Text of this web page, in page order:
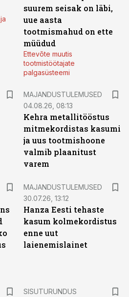
suurem seisak on läbi,
uue aasta
tootmismahud on ette
müüdud
Ettevõte muutis
tootmistöötajate
palgasüsteemi
MAJANDUSTULEMUSED
04.08.26, 08:13
Kehra metallitööstus
mitmekordistas kasumi
ja uus tootmishoone
valmib plaanitust
varem
MAJANDUSTULEMUSED
30.07.26, 13:12
Hanza Eesti tehaste
kasum kolmekordistus
enne uut
laienemislainet
SISUTURUNDUS